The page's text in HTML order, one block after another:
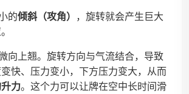
的倾斜（攻角） ，旋转就会产生巨大
向上翘。旋转方向与气流结合，导致
快、压力变小，下方压力变大，从而
力。这个力可以让牌在空中长时间滑